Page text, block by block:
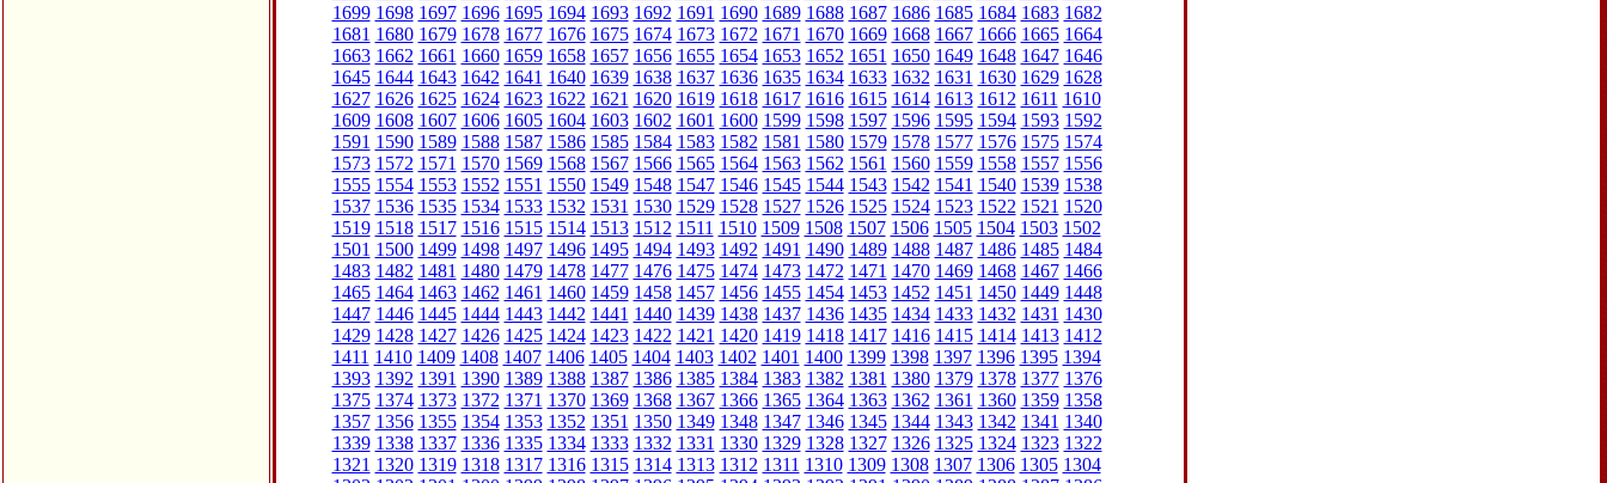
1699 1698 1697 1696 1695 1694 1693 1692 1691 1690 1689 1688 1687 1686 1685 1684 1683 1682
1681 1680 1679 1678 1677 1676 1675 1674 1673 1672 1671 1670 1669 1668 1667 1666 1665 1664
1663 1662 1661 1660 1659 1658 1657 1656 1655 1654 1653 1652 1651 1650 1649 1648 1647 1646
1645 1644 1643 1642 1641 1640 1639 1638 1637 1636 1635 1634 1633 1632 1631 1630 1629 1628
1627 1626 1625 1624 1623 1622 1621 1620 1619 1618 1617 1616 1615 1614 1613 1612 1611 1610
1609 1608 1607 1606 1605 1604 1603 1602 1601 1600 1599 1598 1597 1596 1595 1594 1593 1592
1591 1590 1589 1588 1587 1586 1585 1584 1583 1582 1581 1580 1579 1578 1577 1576 1575 1574
1573 1572 1571 1570 1569 1568 1567 1566 1565 1564 1563 1562 1561 1560 1559 1558 1557 1556
1555 1554 1553 1552 1551 1550 1549 1548 1547 1546 1545 1544 1543 1542 1541 1540 1539 1538
1537 1536 1535 1534 1533 1532 1531 1530 1529 1528 1527 1526 1525 1524 1523 1522 1521 1520
1519 1518 1517 1516 1515 1514 1513 1512 1511 1510 1509 1508 1507 1506 1505 1504 1503 1502
1501 1500 1499 1498 1497 1496 1495 1494 1493 1492 1491 1490 1489 1488 1487 1486 1485 1484
1483 1482 1481 1480 1479 1478 1477 1476 1475 1474 1473 1472 1471 1470 1469 1468 1467 1466
1465 1464 1463 1462 1461 1460 1459 1458 1457 1456 1455 1454 1453 1452 1451 1450 1449 1448
1447 1446 1445 1444 1443 1442 1441 1440 1439 1438 1437 1436 1435 1434 1433 1432 1431 1430
1429 1428 1427 1426 1425 1424 1423 1422 1421 1420 1419 1418 1417 1416 1415 1414 1413 1412
1411 1410 1409 1408 1407 1406 1405 1404 1403 1402 1401 1400 1399 1398 1397 1396 1395 1394
1393 1392 1391 1390 1389 1388 1387 1386 1385 1384 1383 1382 1381 1380 1379 1378 1377 1376
1375 1374 1373 1372 1371 1370 1369 1368 1367 1366 1365 1364 1363 1362 1361 1360 1359 1358
1357 1356 1355 1354 1353 1352 1351 1350 1349 1348 1347 1346 1345 1344 1343 1342 1341 1340
1339 1338 1337 1336 1335 1334 1333 1332 1331 1330 1329 1328 1327 1326 1325 1324 1323 1322
1321 1320 1319 1318 1317 1316 1315 1314 1313 1312 1311 1310 1309 1308 1307 1306 1305 1304